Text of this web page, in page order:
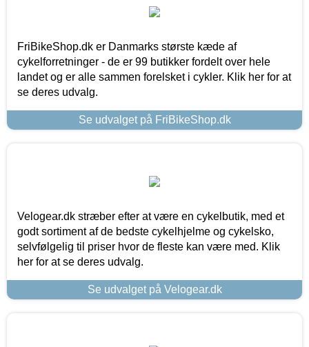
FriBikeShop.dk er Danmarks største kæde af
cykelforretninger - de er 99 butikker fordelt over hele
landet og er alle sammen forelsket i cykler. Klik her for at
se deres udvalg.
Se udvalget på FriBikeShop.dk
Velogear.dk stræber efter at være en cykelbutik, med et
godt sortiment af de bedste cykelhjelme og cykelsko,
selvfølgelig til priser hvor de fleste kan være med. Klik
her for at se deres udvalg.
Se udvalget på Velogear.dk